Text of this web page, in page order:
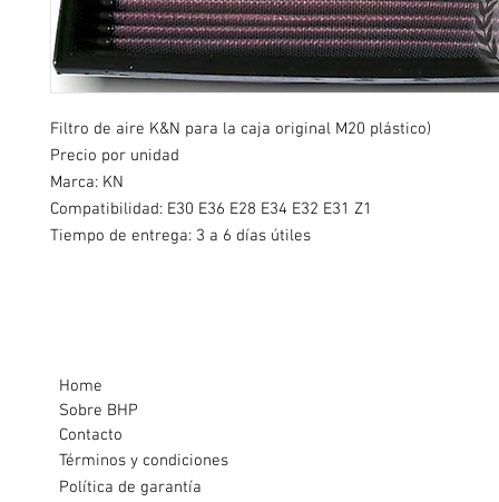
Filtro de aire K&N para la caja original M20 plástico)
Precio por unidad
Marca: KN
Compatibilidad: E30 E36 E28 E34 E32 E31 Z1
Tiempo de entrega: 3 a 6 días útiles
Home
Sobre BHP
Contacto
Términos y condiciones
Política de garantía